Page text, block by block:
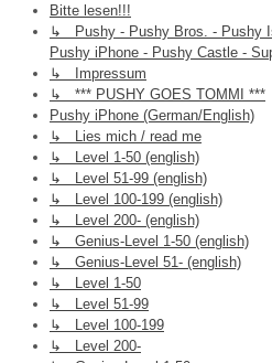
Bitte lesen!!!
↳ Pushy - Pushy Bros. - Pushy
Pushy iPhone - Pushy Castle -
↳ Impressum
↳ *** PUSHY GOES TOMMI ***
Pushy iPhone (German/English)
↳ Lies mich / read me
↳ Level 1-50 (english)
↳ Level 51-99 (english)
↳ Level 100-199 (english)
↳ Level 200- (english)
↳ Genius-Level 1-50 (english)
↳ Genius-Level 51- (english)
↳ Level 1-50
↳ Level 51-99
↳ Level 100-199
↳ Level 200-